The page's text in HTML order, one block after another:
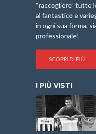
“raccogliere” tutte
al fantastico e
in ogni sua forma,
professionale!
SCOPRI DI PIÙ
I PIÙ VISTI